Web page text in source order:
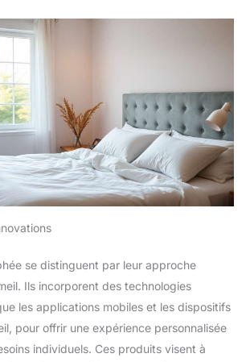
se distinguent par leur approche
Ils incorporent des technologies
les applications mobiles et les dispositifs
pour offrir une expérience personnalisée
individuels. Ces produits visent à